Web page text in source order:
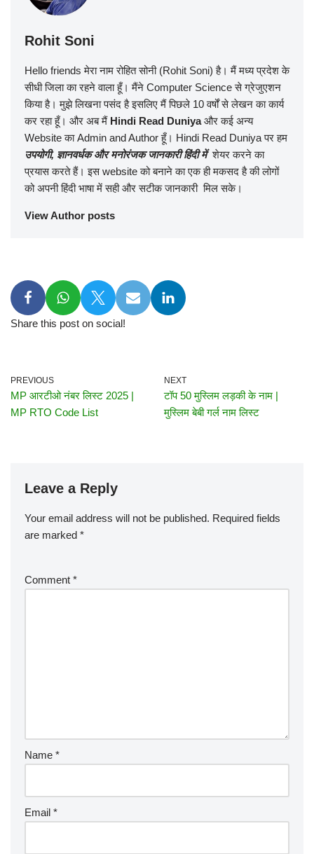
Rohit Soni
Hello friends मेरा नाम रोहित सोनी (Rohit Soni) है। मैं मध्य प्रदेश के
सीधी जिला का रहने वाला हूँ। मैंने Computer Science से ग्रेजुएशन
किया है। मुझे लिखना पसंद है इसलिए मैं पिछले 10 वर्षों से लेखन का कार्य
कर रहा हूँ। और अब मैं Hindi Read Duniyaऔर कई अन्य
Website का Admin and Author हूँ। Hindi Read Duniya पर हम
उपयोगी, ज्ञानवर्धक और मनोरंजक जानकारी हिंदी मेंशेयर करने का
प्रयास करते हैं। इस website को बनाने का एक ही मकसद है की लोगों
को अपनी हिंदी भाषा में सही और सटीक जानकारी मिल सके।
View Author posts
Share this post on social!
PREVIOUS
MP आरटीओ नंबर लिस्ट 2025 |
MP RTO Code List
NEXT
टॉप 50 मुस्लिम लड़की के नाम |
मुस्लिम बेबी गर्ल नाम लिस्ट
Leave a Reply
Your email address will not be published. Required fields
are marked *
Comment *
Name *
Email *